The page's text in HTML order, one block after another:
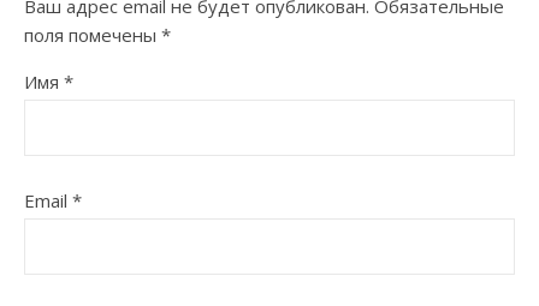
Ваш адрес email не будет опубликован. Обязательные
поля помечены *
Имя *
Email *